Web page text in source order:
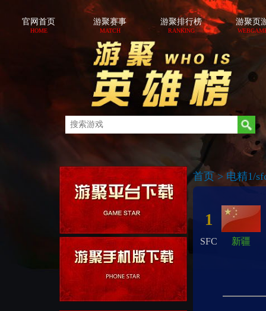
官网首页
HOME
游聚赛事
MATCH
游聚排行榜
RANKING
游聚页
首页 > 电精1/
1
SFC 新疆